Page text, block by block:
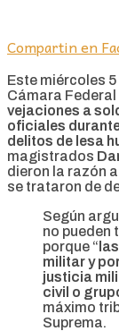
Compartin en
Este miércoles
Cámara
vejaciones a
oficiales
delitos de lesa
magistrados
dieron la razón
se trataron de
Según
no pueden
porque “
militar y
justicia
civil o
máximo
Suprema.